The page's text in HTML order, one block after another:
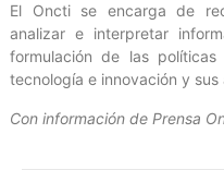
El Oncti se encarga de
analizar e interpretar
formulación de las
tecnología e innovación y sus
Con información de Prensa